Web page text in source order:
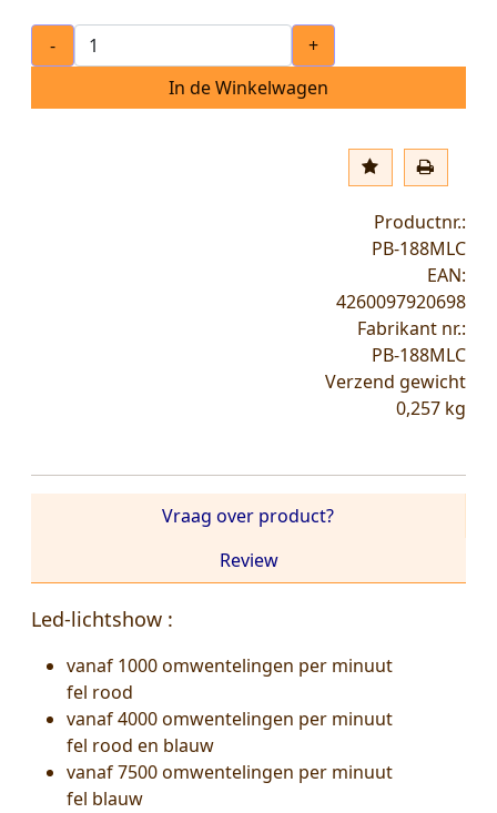
-
+
In de Winkelwagen
Productnr.:
PB-188MLC
EAN:
4260097920698
Fabrikant nr.:
PB-188MLC
Verzend gewicht
0,257 kg
Led-lichtshow :
vanaf 1000 omwentelingen per minuut
fel rood
vanaf 4000 omwentelingen per minuut
fel rood en blauw
vanaf 7500 omwentelingen per minuut
fel blauw
Vraag over product?
Review